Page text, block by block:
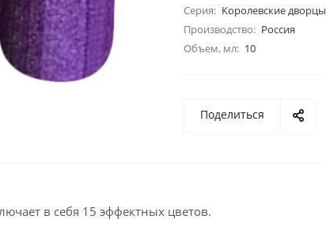
Серия: Королевские дворцы
Производство: Россия
Объем, мл: 10
Поделиться
в себя 15 эффектных цветов.